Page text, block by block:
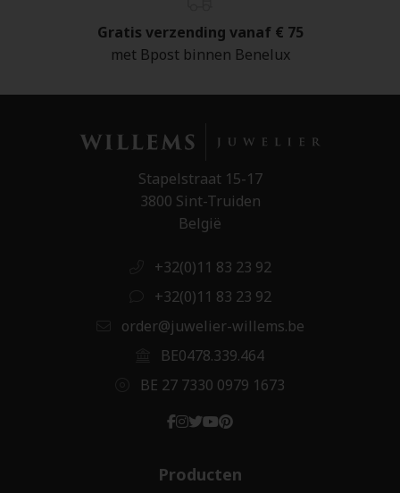
Gratis verzending vanaf € 75
met Bpost binnen Benelux
Stapelstraat 15-17
3800 Sint-Truiden
België
+32(0)11 83 23 92
+32(0)11 83 23 92
order@juwelier-willems.be
BE0478.339.464
BE 27 7330 0979 1673
Producten